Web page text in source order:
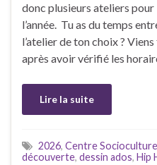
donc plusieurs ateliers
l’année. Tu as du temps
l’atelier de ton choix ?
après avoir vérifié les
Lire la suite
2026, Centre
découverte, dessin ados, Hip